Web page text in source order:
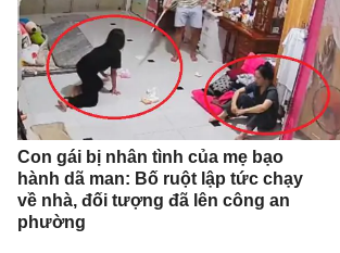
Con gái bị nhân tình của mẹ bạo
hành dã man: Bố ruột lập tức chạy
về nhà, đối tượng đã lên công an
phường